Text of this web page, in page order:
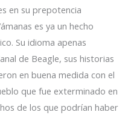
en su prepotencia
es ya un hecho
Su idioma apenas
de Beagle, sus historias
en buena medida con el
que fue exterminado en
de los que podrían haber